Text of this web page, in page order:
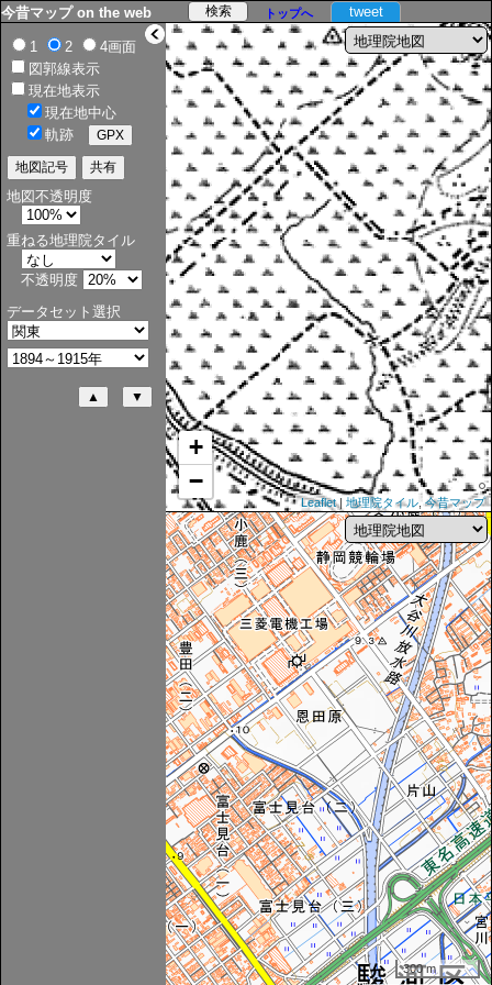
> tweet
今昔マップ on the web トップへ
+
−
Leaflet| 地理院タイル,今昔マップ
300 m
1 2
4画面
図郭線表示
現在地表示
現在地中心
軌跡
地図不透明度
重ねる地理院タイル
不透明度
データセット選択